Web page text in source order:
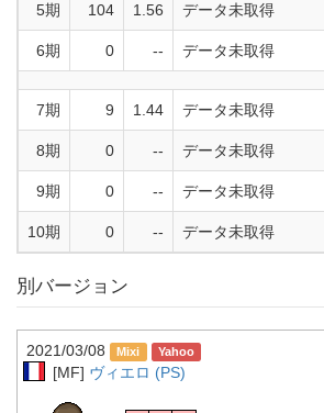
5期 104 1.56 データ未取得
6期 0 -- データ未取得
7期 9 1.44 データ未取得
8期 0 -- データ未取得
9期 0 -- データ未取得
10期 0 -- データ未取得
別バージョン
2021/03/08
[MF] ヴィエロ (PS)